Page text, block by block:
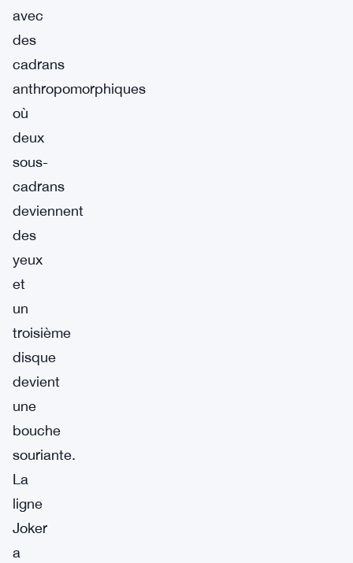
avec
des
cadrans
anthropomorphiques
où
deux
sous-
cadrans
deviennent
des
yeux
et
un
troisième
disque
devient
une
bouche
souriante.
La
ligne
Joker
a